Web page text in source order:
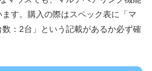
す。購入の際はスペック表に「マ
：2台」という記載があるか必ず確